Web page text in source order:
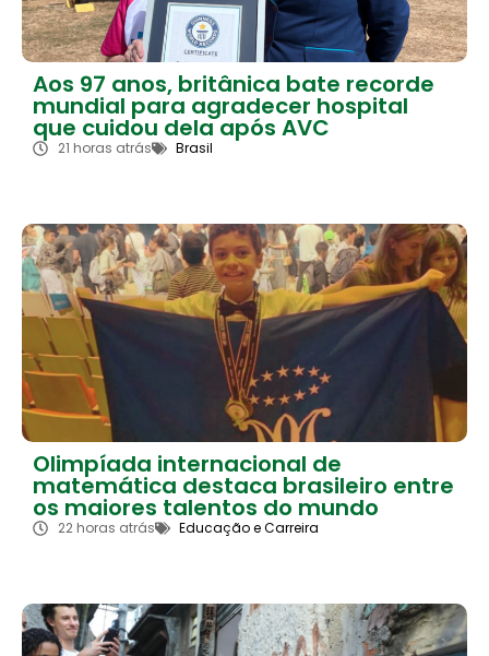
Aos 97 anos, britânica bate recorde
mundial para agradecer hospital
que cuidou dela após AVC
21 horas atrás Brasil
Olimpíada internacional de
matemática destaca brasileiro entre
os maiores talentos do mundo
22 horas atrás Educação e Carreira